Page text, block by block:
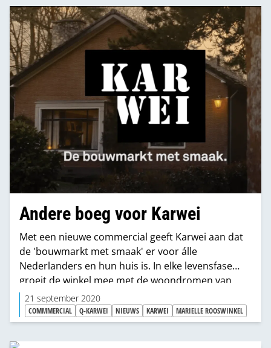
Andere boeg voor Karwei
Met een nieuwe commercial geeft Karwei aan dat
de 'bouwmarkt met smaak' er voor álle
Nederlanders en hun huis is. In elke levensfase
groeit de winkel mee met de woondromen van
haar klanten.
21 september 2020
COMMMERCIAL Q-KARWEI NIEUWS KARWEI MARIELLE ROOSWINKEL